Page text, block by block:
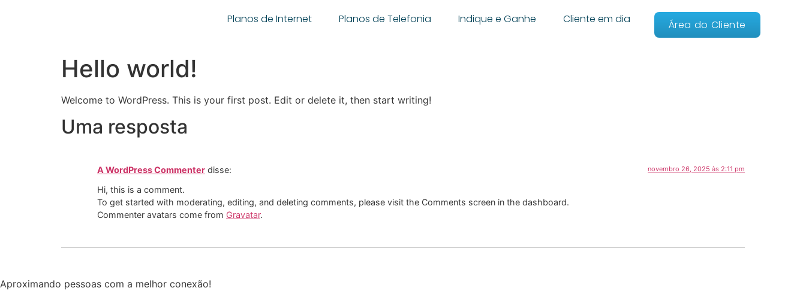
Planos de Internet Planos de Telefonia Indique e Ganhe Cliente em dia Área do Cliente
Hello world!
Welcome to WordPress. This is your first post. Edit or delete it, then start writing!
Uma resposta
A WordPress Commenter disse: novembro 26, 2025 às 2:11 pm
Hi, this is a comment.
To get started with moderating, editing, and deleting comments, please visit the Comments screen in the dashboard.
Commenter avatars come from Gravatar.
Aproximando pessoas com a melhor conexão!